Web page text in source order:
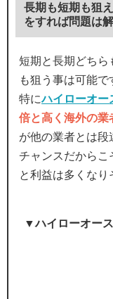
長期も短期も狙
をすれば問題は
短期と長期どちら
も狙う事は可能で
特にハイローオー
倍と高く海外の業
が他の業者とは段
チャンスだからこ
と利益は多くなり
▼ハイローオー